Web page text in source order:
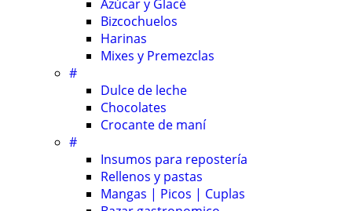
Azúcar y Glacé
Bizcochuelos
Harinas
Mixes y Premezclas
#
Dulce de leche
Chocolates
Crocante de maní
#
Insumos para repostería
Rellenos y pastas
Mangas | Picos | Cuplas